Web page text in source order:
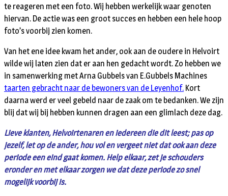
te reageren met een foto. Wij hebben werkelijk waar genoten
hiervan. De actie was een groot succes en hebben een hele hoop
foto’s voorbij zien komen.
Van het ene idee kwam het ander, ook aan de oudere in Helvoirt
wilde wij laten zien dat er aan hen gedacht wordt. Zo hebben we
in samenwerking met Arna Gubbels van E.Gubbels Machines
taarten gebracht naar de bewoners van de Leyenhof. Kort
daarna werd er veel gebeld naar de zaak om te bedanken. We zijn
blij dat wij bij hebben kunnen dragen aan een glimlach deze dag.
Lieve klanten, Helvoirtenaren en iedereen die dit leest; pas op
jezelf, let op de ander, hou vol en vergeet niet dat ook aan deze
periode een eind gaat komen. Help elkaar, zet je schouders
eronder en met elkaar zorgen we dat deze periode zo snel
mogelijk voorbij is.